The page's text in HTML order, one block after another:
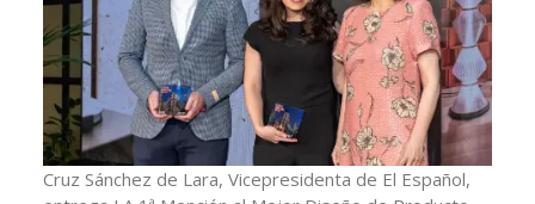
Cruz Sánchez de Lara, Vicepresidenta de El Español,